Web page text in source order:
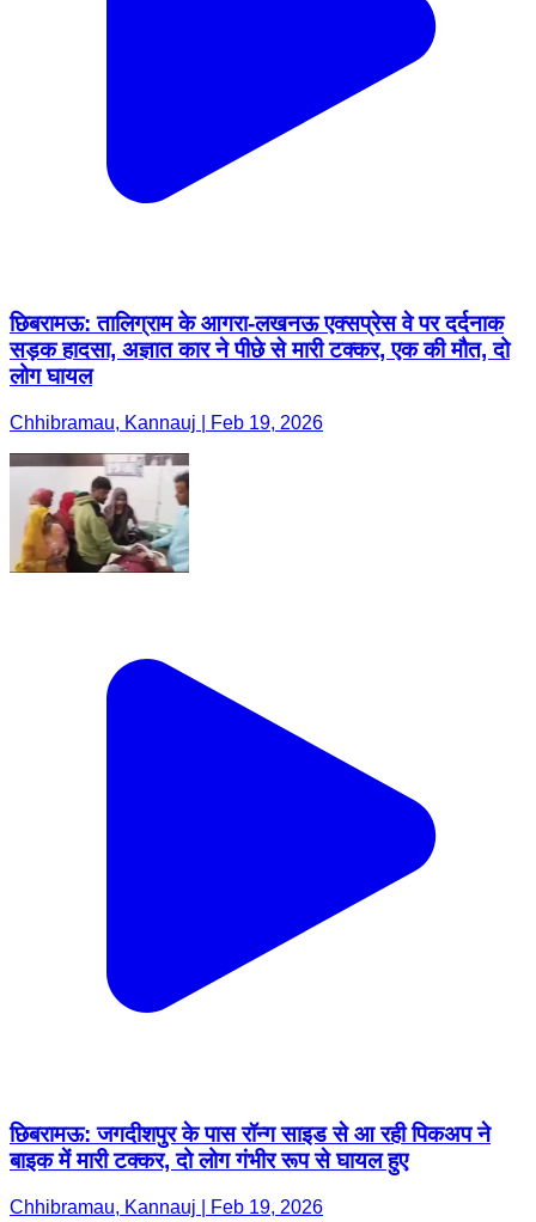
छिबरामऊ: तालिग्राम के आगरा-लखनऊ एक्सप्रेस वे पर दर्दनाक
सड़क हादसा, अज्ञात कार ने पीछे से मारी टक्कर, एक की मौत, दो
लोग घायल
Chhibramau, Kannauj | Feb 19, 2026
छिबरामऊ: जगदीशपुर के पास रॉन्ग साइड से आ रही पिकअप ने
बाइक में मारी टक्कर, दो लोग गंभीर रूप से घायल हुए
Chhibramau, Kannauj | Feb 19, 2026